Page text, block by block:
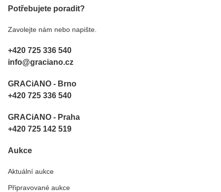
Potřebujete poradit?
Zavolejte nám nebo napište.
+420 725 336 540
info@graciano.cz
GRACiANO - Brno
+420 725 336 540
GRACiANO - Praha
+420 725 142 519
Aukce
Aktuální aukce
Připravované aukce